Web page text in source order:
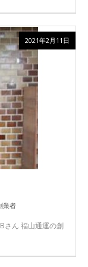
業者
さん 福山通運の創
2021年2月11日